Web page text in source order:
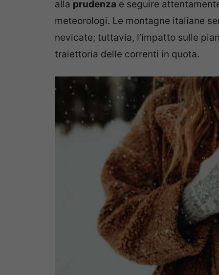
alla prudenza e seguire
meteorologi. Le montagne italiane
nevicate; tuttavia, l’impatto sulle
traiettoria delle correnti in quota.